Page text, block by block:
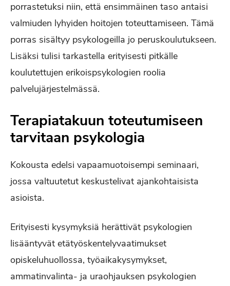
porrastetuksi niin, että ensimmäinen taso antaisi
valmiuden lyhyiden hoitojen toteuttamiseen. Tämä
porras sisältyy psykologeilla jo peruskoulutukseen.
Lisäksi tulisi tarkastella erityisesti pitkälle
koulutettujen erikoispsykologien roolia
palvelujärjestelmässä.
Terapiatakuun toteutumiseen
tarvitaan psykologia
Kokousta edelsi vapaamuotoisempi seminaari,
jossa valtuutetut keskustelivat ajankohtaisista
asioista.
Erityisesti kysymyksiä herättivät psykologien
lisääntyvät etätyöskentelyvaatimukset
opiskeluhuollossa, työaikakysymykset,
ammatinvalinta- ja uraohjauksen psykologien